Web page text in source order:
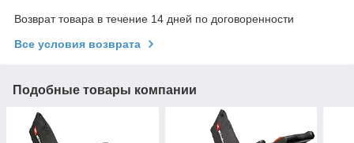
Возврат товара в течение 14 дней по договоренности
Все условия возврата
Подобные товары компании